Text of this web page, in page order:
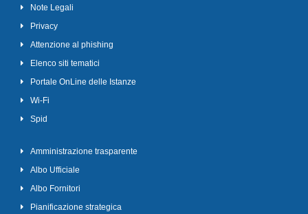
Note Legali
Privacy
Attenzione al phishing
Elenco siti tematici
Portale OnLine delle Istanze
Wi-Fi
Spid
Amministrazione trasparente
Albo Ufficiale
Albo Fornitori
Pianificazione strategica